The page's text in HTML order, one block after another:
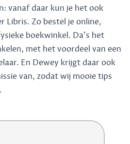
vanaf daar kun je het ook
Libris. Zo bestel je online,
boekwinkel. Da's het
met het voordeel van een
En Dewey krijgt daar ook
van, zodat wij mooie tips